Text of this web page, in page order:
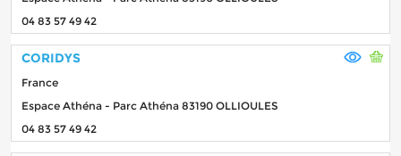
04 83 57 49 42
CORIDYS
France
Espace Athéna - Parc Athéna 83190 OLLIOULES
04 83 57 49 42